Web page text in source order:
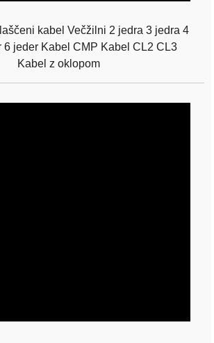
kabel Večžilni 2 jedra 3 jedra 4
6 jeder Kabel CMP Kabel CL2 CL3
Kabel z oklopom